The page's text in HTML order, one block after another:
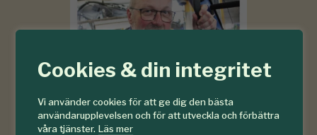
Cookies & din integritet
Vi använder cookies för att ge dig den bästa
användarupplevelsen och för att utveckla och förbättra
våra tjänster. Läs mer